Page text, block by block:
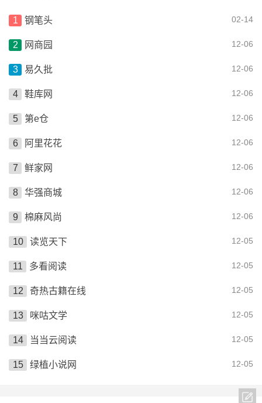
钢笔头 02-14
网商园 12-06
易久批 12-06
鞋库网 12-06
第e仓 12-06
阿里花花 12-06
鲜家网 12-06
华强商城 12-06
棉麻风尚 12-06
读览天下 12-05
多看阅读 12-05
奇热古籍在线 12-05
咪咕文学 12-05
当当云阅读 12-05
绿植小说网 12-05